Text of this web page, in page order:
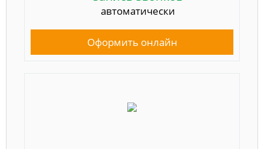
автоматически
Оформить онлайн